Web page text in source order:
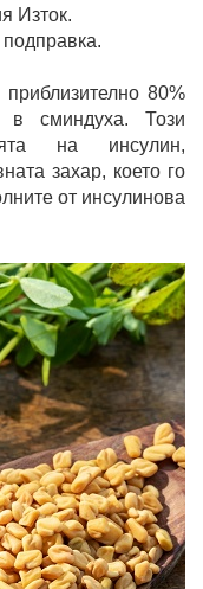
Изток.
80%
в сминдуха. Този
на инсулин,
захар, което го
от инсулинова